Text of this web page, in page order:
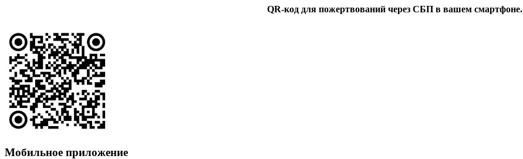
QR-код для пожертвований через СБП в вашем смартфоне.
Мобильное приложение